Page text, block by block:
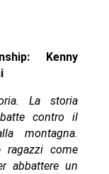
Kenny
La storia
contro il
montagna.
ragazzi come
abbattere un